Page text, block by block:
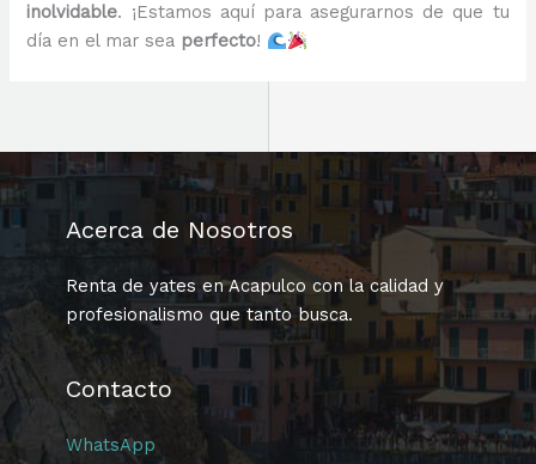
inolvidable. ¡Estamos aquí para asegurarnos de que tu
día en el mar sea perfecto!
Acerca de Nosotros
Renta de yates en Acapulco con la calidad y
profesionalismo que tanto busca.
Contacto
WhatsApp